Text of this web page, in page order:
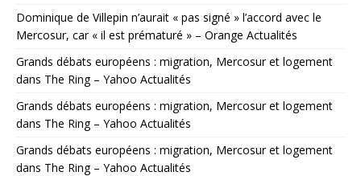
Dominique de Villepin n’aurait « pas signé » l’accord avec le
Mercosur, car « il est prématuré » – Orange Actualités
Grands débats européens : migration, Mercosur et logement
dans The Ring – Yahoo Actualités
Grands débats européens : migration, Mercosur et logement
dans The Ring – Yahoo Actualités
Grands débats européens : migration, Mercosur et logement
dans The Ring – Yahoo Actualités